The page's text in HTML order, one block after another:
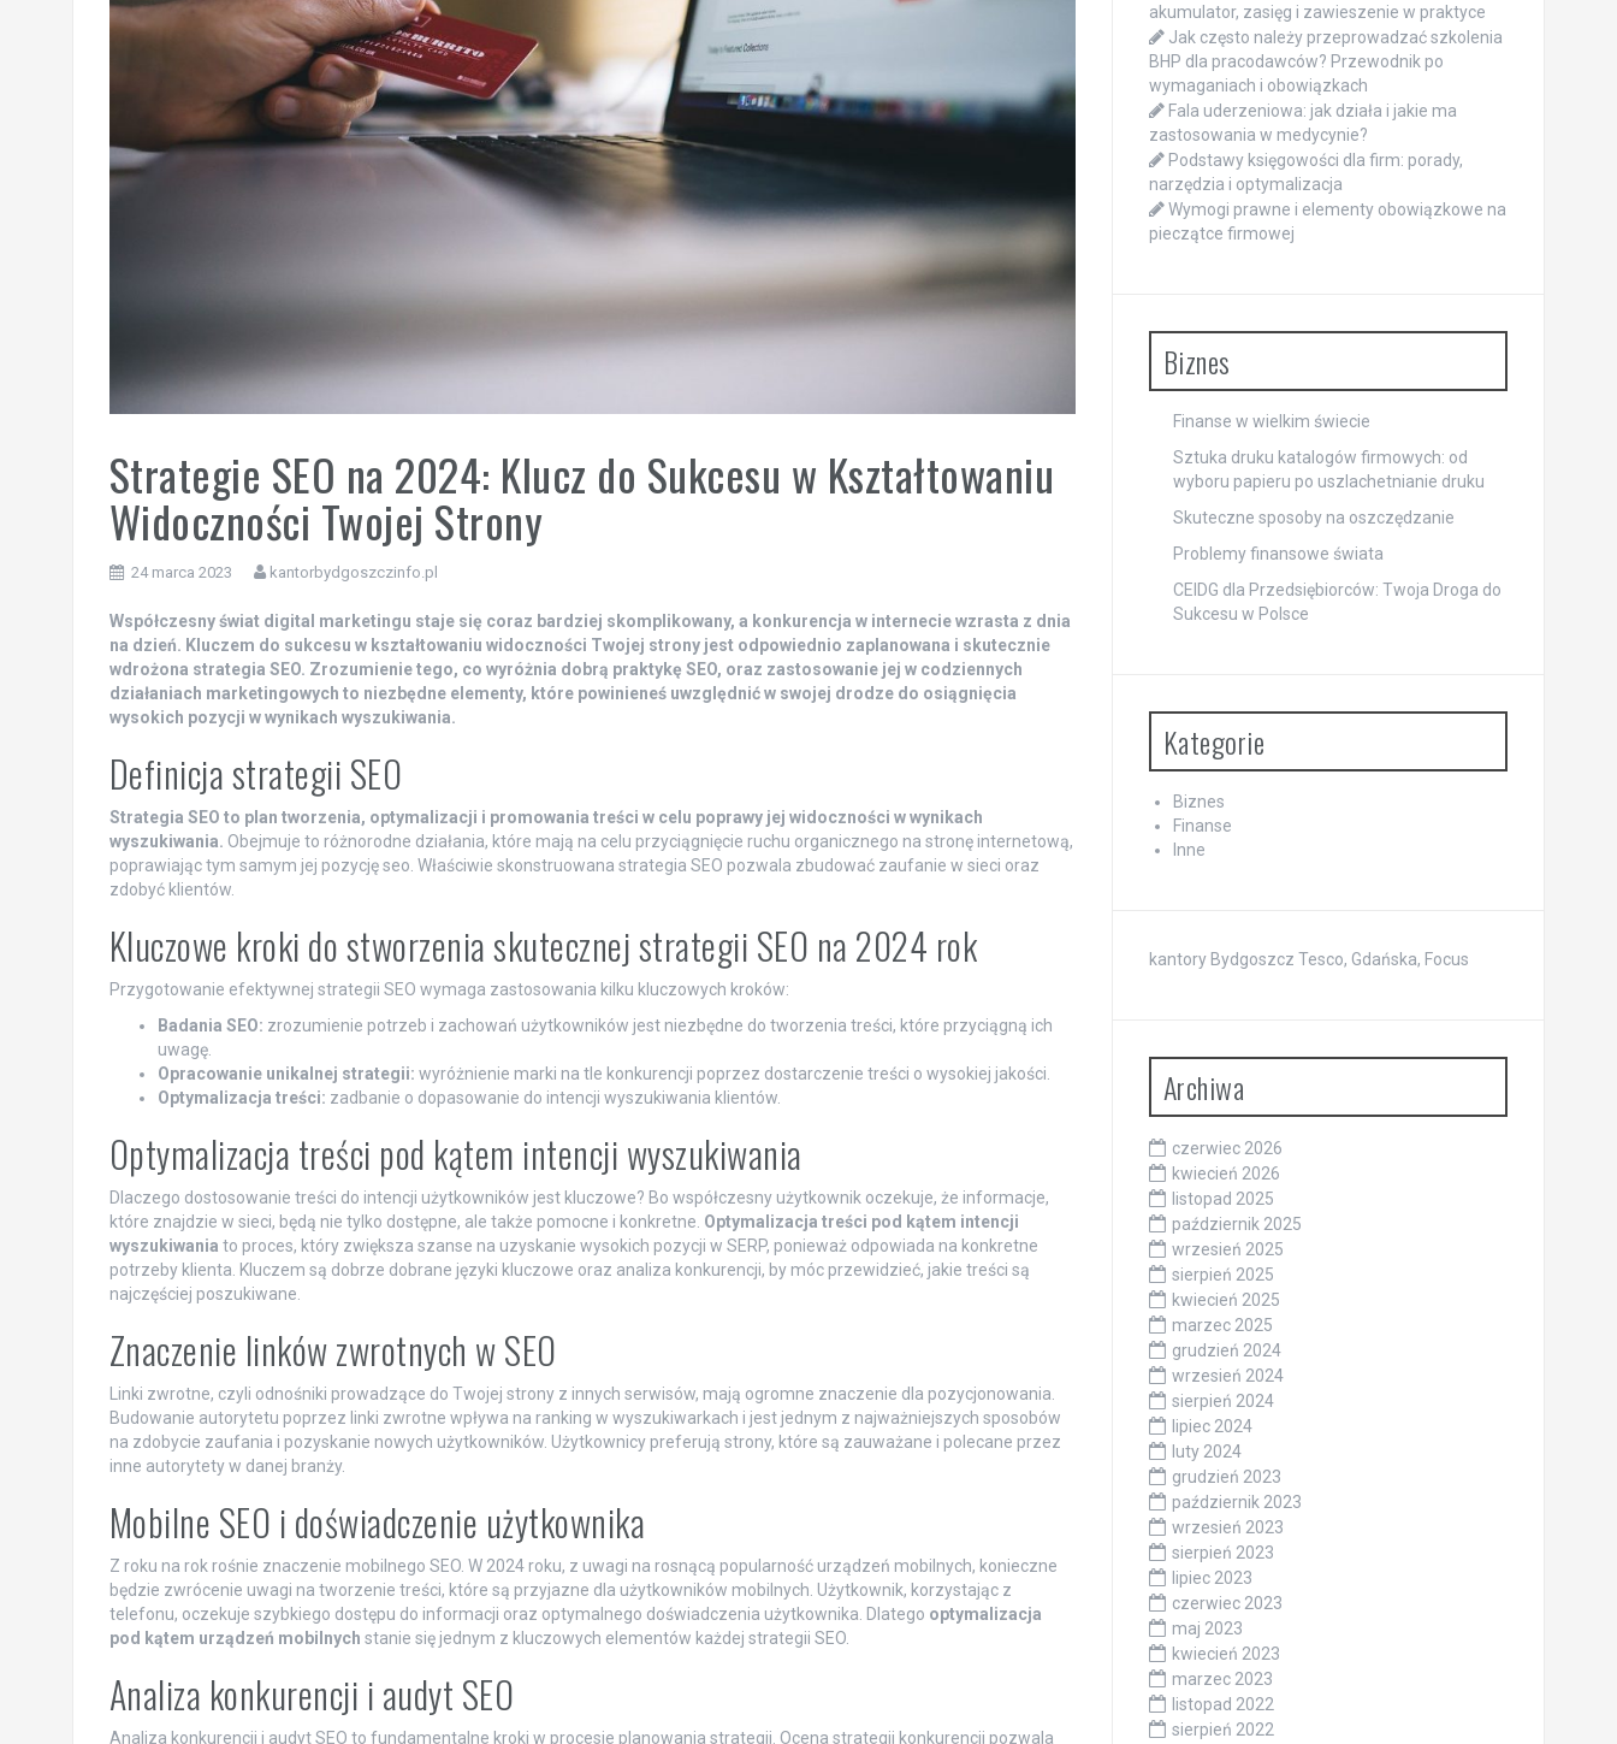
Strategie SEO na 2024: Klucz do Sukcesu w Kształtowaniu
Widoczności Twojej Strony
24 marca 2023 kantorbydgoszczinfo.pl
Współczesny świat digital marketingu staje się coraz bardziej skomplikowany, a konkurencja w internecie wzrasta z dnia
na dzień. Kluczem do sukcesu w kształtowaniu widoczności Twojej strony jest odpowiednio zaplanowana i skutecznie
wdrożona strategia SEO. Zrozumienie tego, co wyróżnia dobrą praktykę SEO, oraz zastosowanie jej w codziennych
działaniach marketingowych to niezbędne elementy, które powinieneś uwzględnić w swojej drodze do osiągnięcia
wysokich pozycji w wynikach wyszukiwania.
Definicja strategii SEO
Strategia SEO to plan tworzenia, optymalizacji i promowania treści w celu poprawy jej widoczności w wynikach
wyszukiwania. Obejmuje to różnorodne działania, które mają na celu przyciągnięcie ruchu organicznego na stronę internetową,
poprawiając tym samym jej pozycję seo. Właściwie skonstruowana strategia SEO pozwala zbudować zaufanie w sieci oraz
zdobyć klientów.
Kluczowe kroki do stworzenia skutecznej strategii SEO na 2024 rok
Przygotowanie efektywnej strategii SEO wymaga zastosowania kilku kluczowych kroków:
Badania SEO: zrozumienie potrzeb i zachowań użytkowników jest niezbędne do tworzenia treści, które przyciągną ich
uwagę.
Opracowanie unikalnej strategii: wyróżnienie marki na tle konkurencji poprzez dostarczenie treści o wysokiej jakości.
Optymalizacja treści: zadbanie o dopasowanie do intencji wyszukiwania klientów.
Optymalizacja treści pod kątem intencji wyszukiwania
Dlaczego dostosowanie treści do intencji użytkowników jest kluczowe? Bo współczesny użytkownik oczekuje, że informacje,
które znajdzie w sieci, będą nie tylko dostępne, ale także pomocne i konkretne. Optymalizacja treści pod kątem intencji
wyszukiwania to proces, który zwiększa szanse na uzyskanie wysokich pozycji w SERP, ponieważ odpowiada na konkretne
potrzeby klienta. Kluczem są dobrze dobrane języki kluczowe oraz analiza konkurencji, by móc przewidzieć, jakie treści są
najczęściej poszukiwane.
Znaczenie linków zwrotnych w SEO
Linki zwrotne, czyli odnośniki prowadzące do Twojej strony z innych serwisów, mają ogromne znaczenie dla pozycjonowania.
Budowanie autorytetu poprzez linki zwrotne wpływa na ranking w wyszukiwarkach i jest jednym z najważniejszych sposobów
na zdobycie zaufania i pozyskanie nowych użytkowników. Użytkownicy preferują strony, które są zauważane i polecane przez
inne autorytety w danej branży.
Mobilne SEO i doświadczenie użytkownika
Z roku na rok rośnie znaczenie mobilnego SEO. W 2024 roku, z uwagi na rosnącą popularność urządzeń mobilnych, konieczne
będzie zwrócenie uwagi na tworzenie treści, które są przyjazne dla użytkowników mobilnych. Użytkownik, korzystając z
telefonu, oczekuje szybkiego dostępu do informacji oraz optymalnego doświadczenia użytkownika. Dlatego optymalizacja
pod kątem urządzeń mobilnych stanie się jednym z kluczowych elementów każdej strategii SEO.
Analiza konkurencji i audyt SEO
Analiza konkurencji i audyt SEO to fundamentalne kroki w procesie planowania strategii. Ocena strategii konkurencji pozwala
akumulator, zasięg i zawieszenie w praktyce
Jak często należy przeprowadzać szkolenia
BHP dla pracodawców? Przewodnik po
wymaganiach i obowiązkach
Fala uderzeniowa: jak działa i jakie ma
zastosowania w medycynie?
Podstawy księgowości dla firm: porady,
narzędzia i optymalizacja
Wymogi prawne i elementy obowiązkowe na
pieczątce firmowej
Biznes
Finanse w wielkim świecie
Sztuka druku katalogów firmowych: od
wyboru papieru po uszlachetnianie druku
Skuteczne sposoby na oszczędzanie
Problemy finansowe świata
CEIDG dla Przedsiębiorców: Twoja Droga do
Sukcesu w Polsce
Kategorie
Biznes
Finanse
Inne
kantory Bydgoszcz Tesco, Gdańska, Focus
Archiwa
czerwiec 2026
kwiecień 2026
listopad 2025
październik 2025
wrzesień 2025
sierpień 2025
kwiecień 2025
marzec 2025
grudzień 2024
wrzesień 2024
sierpień 2024
lipiec 2024
luty 2024
grudzień 2023
październik 2023
wrzesień 2023
sierpień 2023
lipiec 2023
czerwiec 2023
maj 2023
kwiecień 2023
marzec 2023
listopad 2022
sierpień 2022